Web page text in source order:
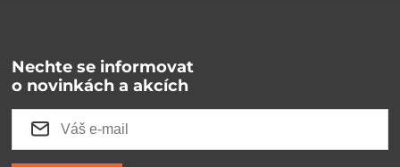
Nechte se informovat
o novinkách a akcích